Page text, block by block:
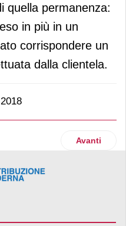
quella permanenza:
in più in un
corrispondere un
dalla clientela.
private label a tutta
Articolo
Avanti